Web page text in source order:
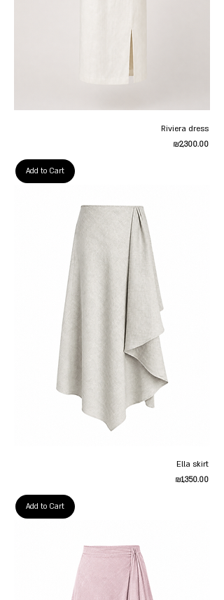
Riviera dress
Price
₪2,300.00
Add to Cart
Ella skirt
Price
₪1,350.00
Add to Cart